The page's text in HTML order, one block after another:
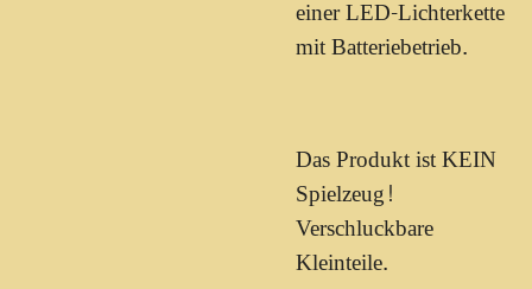
einer LED-Lichterkette
mit Batteriebetrieb.
Das Produkt ist KEIN
Spielzeug!
Verschluckbare
Kleinteile.